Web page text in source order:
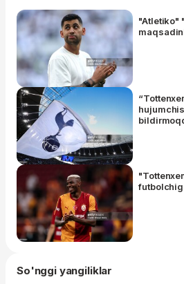
"Atletiko"
So'nggi yangiliklar